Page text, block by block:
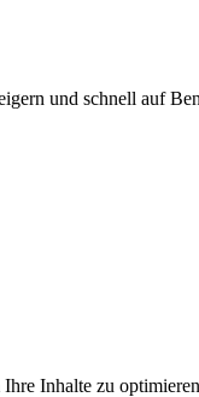
und schnell auf
Inhalte zu